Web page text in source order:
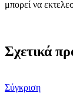
μπορεί να
Σχετικά
Σύγκριση